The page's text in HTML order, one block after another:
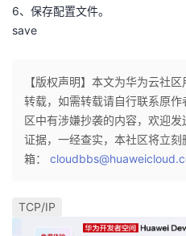
6、保存配置文件。
save
【版权声明】本文为华为云社
转载，如需转载请自行联系原
区中有涉嫌抄袭的内容，欢迎
证据，一经查实，本社区将立
箱：
TCP/IP